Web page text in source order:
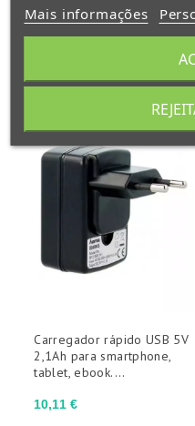
também
Preço
10,11 €
Carregador rápido USB 5V
2,1Ah para smartphone,
tablet, ebook....
Mais informações